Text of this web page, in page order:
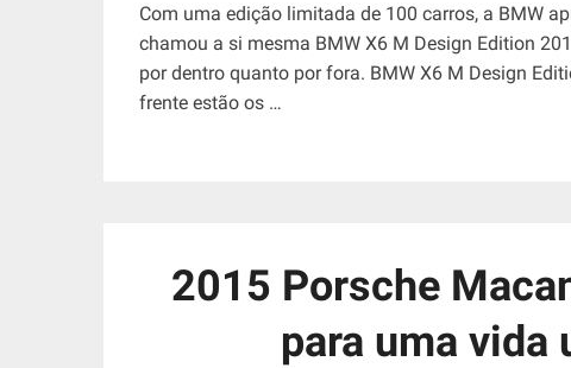
Com uma edição limitada de 100 carros, a BMW
chamou a si mesma BMW X6 M Design Edition
por dentro quanto por fora. BMW X6 M Design
frente estão os …
2015 Porsche
para uma vida